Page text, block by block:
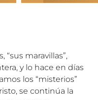
maravillas”,
y lo hace en días
los “misterios”
se continúa la